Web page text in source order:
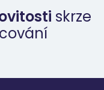
skrze